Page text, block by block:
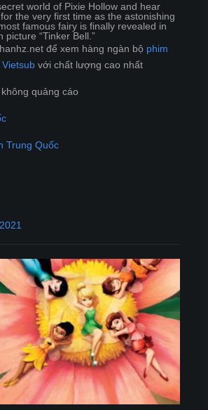
world of Pixie Hollow and hear
the very first time as the astonishing
famous fairy is finally revealed in
“Tinker Bell.”
để xem hàng ngàn bộ phim
với chất lượng cao nhất
quảng cáo
Trung Quốc